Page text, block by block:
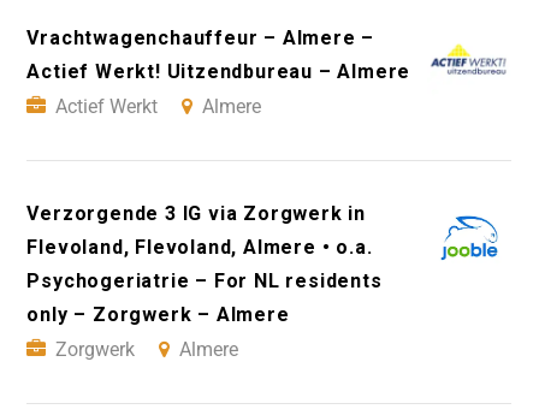
Vrachtwagenchauffeur – Almere –
Actief Werkt! Uitzendbureau – Almere
Actief Werkt
Almere
Verzorgende 3 IG via Zorgwerk in
Flevoland, Flevoland, Almere • o.a.
Psychogeriatrie – For NL residents
only – Zorgwerk – Almere
Zorgwerk
Almere